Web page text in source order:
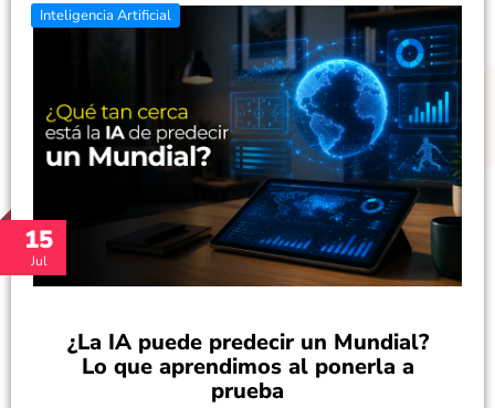
15
Jul
Inteligencia Artificial
¿La IA puede predecir un Mundial?
Lo que aprendimos al ponerla a
prueba